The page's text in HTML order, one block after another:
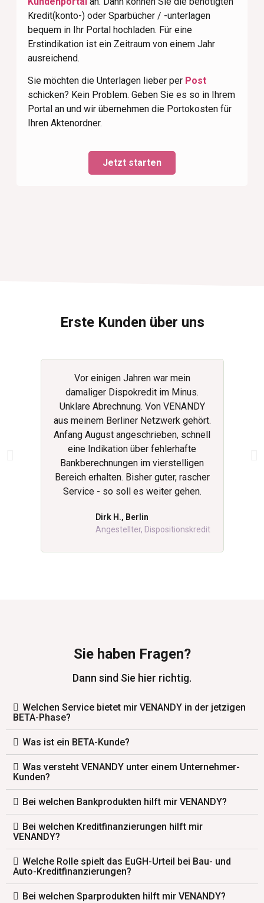
Kredit(konto-) oder Sparbücher / -unterlagen
bequem in Ihr Portal hochladen. Für eine
Erstindikation ist ein Zeitraum von einem Jahr
ausreichend.
Sie möchten die Unterlagen lieber per Post
schicken? Kein Problem. Geben Sie es so in Ihrem
Portal an und wir übernehmen die Portokosten für
Ihren Aktenordner.
Jetzt starten
Erste Kunden über uns
Vor einigen Jahren war mein
damaliger Dispokredit im Minus.
Unklare Abrechnung. Von VENANDY
aus meinem Berliner Netzwerk gehört.
Anfang August angeschrieben, schnell
eine Indikation über fehlerhafte
Bankberechnungen im vierstelligen
Bereich erhalten. Bisher guter, rascher
Service - so soll es weiter gehen.
Dirk H., Berlin
Angestellter, Dispositionskredit
Sie haben Fragen?
Dann sind Sie hier richtig.
Welchen Service bietet mir VENANDY in der jetzigen
BETA-Phase?
Was ist ein BETA-Kunde?
Was versteht VENANDY unter einem Unternehmer-
Kunden?
Bei welchen Bankprodukten hilft mir VENANDY?
Bei welchen Kreditfinanzierungen hilft mir
VENANDY?
Welche Rolle spielt das EuGH-Urteil bei Bau- und
Auto-Kreditfinanzierungen?
Bei welchen Sparprodukten hilft mir VENANDY?